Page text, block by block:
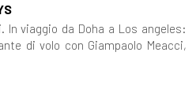
In viaggio da Doha a Los angeles:
di volo con Giampaolo Meacci,